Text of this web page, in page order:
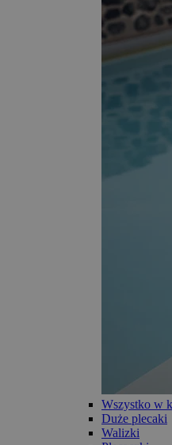
Wszystko w
Duże plecaki
Walizki